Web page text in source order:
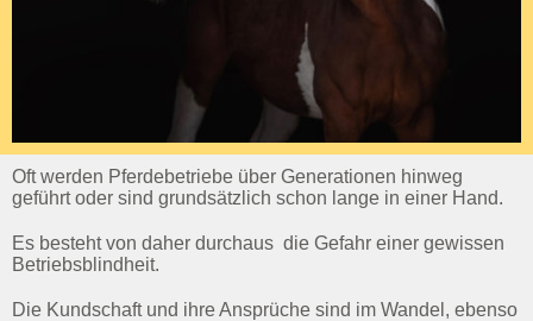
Oft werden Pferdebetriebe über Generationen hinweg
geführt oder sind grundsätzlich schon lange in einer Hand.
Es besteht von daher durchaus die Gefahr einer gewissen
Betriebsblindheit.
Die Kundschaft und ihre Ansprüche sind im Wandel, ebenso